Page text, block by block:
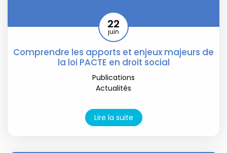
Comprendre les apports et enjeux majeurs de
la loi PACTE en droit social
22
juin
Publications
Actualités
Lire la suite